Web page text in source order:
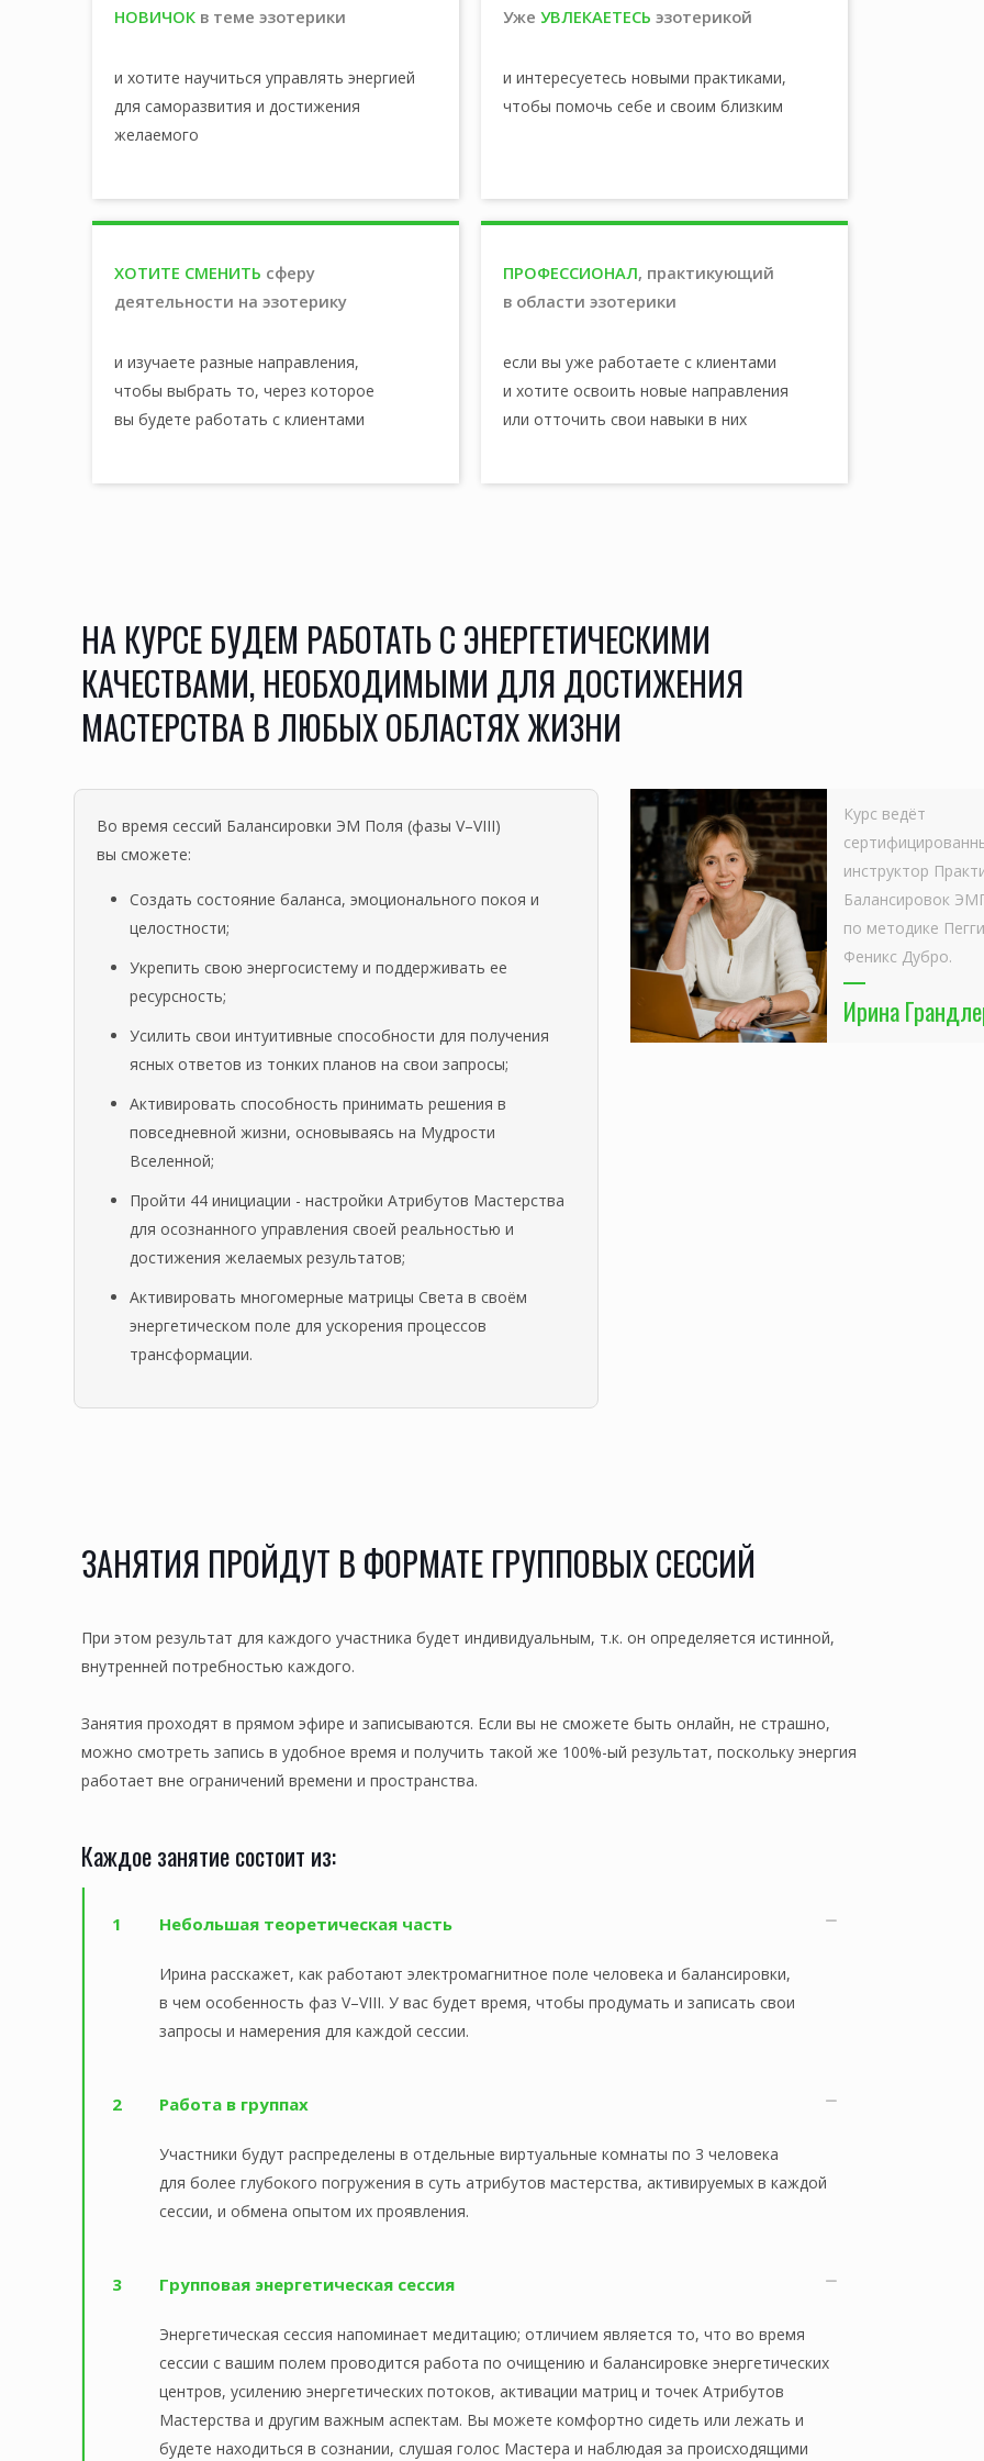
НОВИЧОК в теме эзотерики
и хотите научиться управлять энергией
для саморазвития и достижения
желаемого
Уже УВЛЕКАЕТЕСЬ эзотерикой
и интересуетесь новыми практиками,
чтобы помочь себе и своим близким
ХОТИТЕ СМЕНИТЬ сферу
деятельности на эзотерику
и изучаете разные направления,
чтобы выбрать то, через которое
вы будете работать с клиентами
ПРОФЕССИОНАЛ, практикующий
в области эзотерики
если вы уже работаете с клиентами
и хотите освоить новые направления
или отточить свои навыки в них
НА КУРСЕ БУДЕМ РАБОТАТЬ С ЭНЕРГЕТИЧЕСКИМИ
КАЧЕСТВАМИ, НЕОБХОДИМЫМИ ДЛЯ ДОСТИЖЕНИЯ
МАСТЕРСТВА В ЛЮБЫХ ОБЛАСТЯХ ЖИЗНИ
Во время сессий Балансировки ЭМ Поля (фазы V–VIII)
вы сможете:
Создать состояние баланса, эмоционального покоя и
целостности;
Укрепить свою энергосистему и поддерживать ее
ресурсность;
Усилить свои интуитивные способности для получения
ясных ответов из тонких планов на свои запросы;
Активировать способность принимать решения в
повседневной жизни, основываясь на Мудрости
Вселенной;
Пройти 44 инициации - настройки Атрибутов Мастерства
для осознанного управления своей реальностью и
достижения желаемых результатов;
Активировать многомерные матрицы Света в своём
энергетическом поле для ускорения процессов
трансформации.
Курс ведёт
инструктор
Балансировок
по методике
Феникс Дубро.
Ирина
ЗАНЯТИЯ ПРОЙДУТ В ФОРМАТЕ ГРУППОВЫХ СЕССИЙ
При этом результат для каждого участника будет индивидуальным, т.к. он определяется истинной,
внутренней потребностью каждого.
Занятия проходят в прямом эфире и записываются. Если вы не сможете быть онлайн, не страшно,
можно смотреть запись в удобное время и получить такой же 100%-ый результат, поскольку энергия
работает вне ограничений времени и пространства.
Каждое занятие состоит из:
1 Небольшая теоретическая часть
Ирина расскажет, как работают электромагнитное поле человека и балансировки,
в чем особенность фаз V–VIII. У вас будет время, чтобы продумать и записать свои
запросы и намерения для каждой сессии.
2 Работа в группах
Участники будут распределены в отдельные виртуальные комнаты по 3 человека
для более глубокого погружения в суть атрибутов мастерства, активируемых в каждой
сессии, и обмена опытом их проявления.
3 Групповая энергетическая сессия
Энергетическая сессия напоминает медитацию; отличием является то, что во время
сессии с вашим полем проводится работа по очищению и балансировке энергетических
центров, усилению энергетических потоков, активации матриц и точек Атрибутов
Мастерства и другим важным аспектам. Вы можете комфортно сидеть или лежать и
будете находиться в сознании, слушая голос Мастера и наблюдая за происходящими